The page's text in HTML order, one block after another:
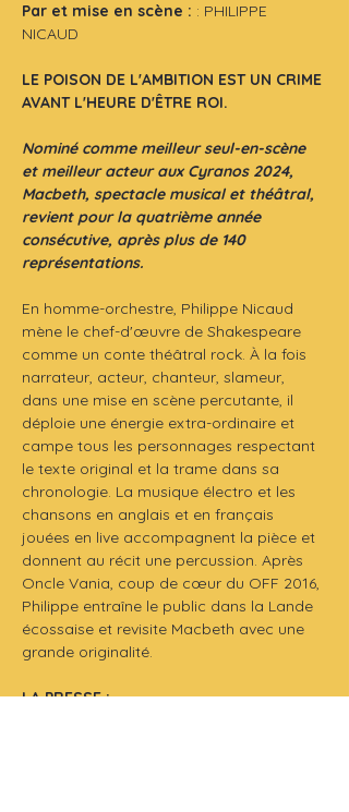
Par et mise en scène : : PHILIPPE
NICAUD
LE POISON DE L'AMBITION EST UN CRIME
AVANT L'HEURE D'ÊTRE ROI.
Nominé comme meilleur seul-en-scène
et meilleur acteur aux Cyranos 2024,
Macbeth, spectacle musical et théâtral,
revient pour la quatrième année
consécutive, après plus de 140
représentations.
En homme-orchestre, Philippe Nicaud
mène le chef-d'œuvre de Shakespeare
comme un conte théâtral rock. À la fois
narrateur, acteur, chanteur, slameur,
dans une mise en scène percutante, il
déploie une énergie extra-ordinaire et
campe tous les personnages respectant
le texte original et la trame dans sa
chronologie. La musique électro et les
chansons en anglais et en français
jouées en live accompagnent la pièce et
donnent au récit une percussion. Après
Oncle Vania, coup de cœur du OFF 2016,
Philippe entraîne le public dans la Lande
écossaise et revisite Macbeth avec une
grande originalité.
LA PRESSE :